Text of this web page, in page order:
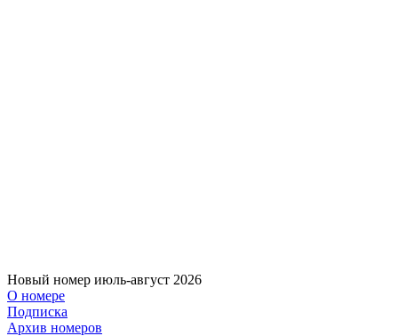
Новый номер июль-август 2026
О номере
Подписка
Архив номеров